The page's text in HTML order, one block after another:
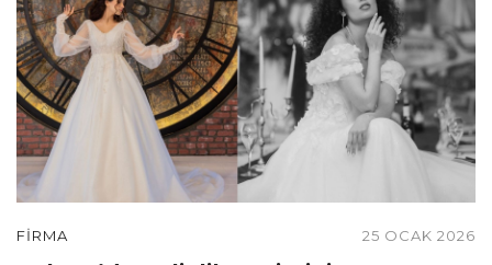
FIRMA 25 OCAK 2026